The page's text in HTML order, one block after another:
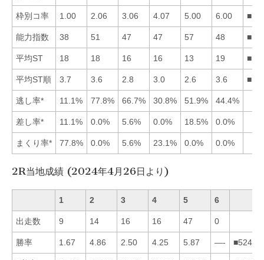
枠別コ率 1.00 2.06 3.06 4.07 5.00 6.00
能力指数 38 51 47 47 57 48
平均ST 18 18 16 16 13 19
平均ST順 3.7 3.6 2.8 3.0 2.6 3.6
逃し率* 11.1% 77.8% 66.7% 30.8% 51.9% 44.4%
差し率* 11.1% 0.0% 5.6% 0.0% 18.5% 0.0%
まくり率* 77.8% 0.0% 5.6% 23.1% 0.0% 0.0%
2R当地成績 (2024年4月26日より)
1 2 3 4 5 6
出走数 9 14 16 16 47 0
勝率 1.67 4.86 2.50 4.25 5.87 —-